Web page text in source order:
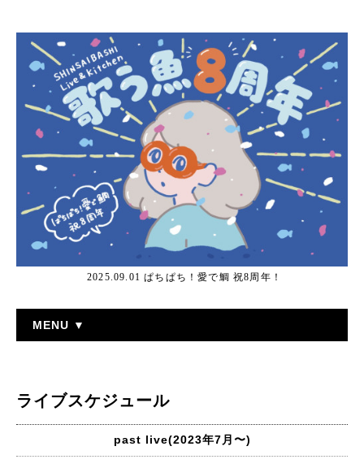
2025.09.01 ぱちぱち！愛で鯛 祝8周年！
MENU ▼
ライブスケジュール
past live(2023年7月〜)